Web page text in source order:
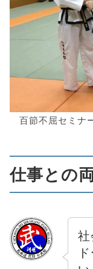
百節不屈セミナ
仕事との